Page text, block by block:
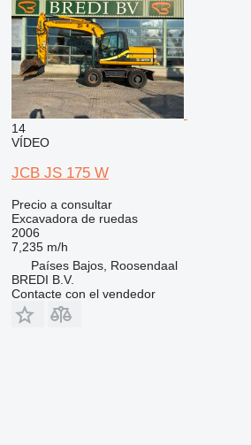
14
VÍDEO
JCB JS 175 W
Precio a consultar
Excavadora de ruedas
2006
7,235 m/h
Países Bajos, Roosendaal
BREDI B.V.
Contacte con el vendedor